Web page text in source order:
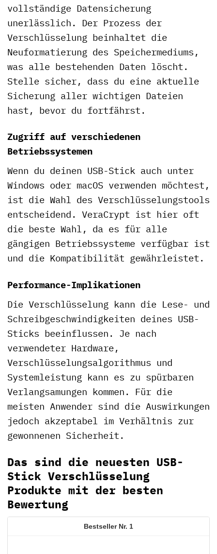
vollständige Datensicherung
unerlässlich. Der Prozess der
Verschlüsselung beinhaltet die
Neuformatierung des Speichermediums,
was alle bestehenden Daten löscht.
Stelle sicher, dass du eine aktuelle
Sicherung aller wichtigen Dateien
hast, bevor du fortfährst.
Zugriff auf verschiedenen
Betriebssystemen
Wenn du deinen USB-Stick auch unter
Windows oder macOS verwenden möchtest,
ist die Wahl des Verschlüsselungstools
entscheidend. VeraCrypt ist hier oft
die beste Wahl, da es für alle
gängigen Betriebssysteme verfügbar ist
und die Kompatibilität gewährleistet.
Performance-Implikationen
Die Verschlüsselung kann die Lese- und
Schreibgeschwindigkeiten deines USB-
Sticks beeinflussen. Je nach
verwendeter Hardware,
Verschlüsselungsalgorithmus und
Systemleistung kann es zu spürbaren
Verlangsamungen kommen. Für die
meisten Anwender sind die Auswirkungen
jedoch akzeptabel im Verhältnis zur
gewonnenen Sicherheit.
Das sind die neuesten USB-
Stick Verschlüsselung
Produkte mit der besten
Bewertung
1